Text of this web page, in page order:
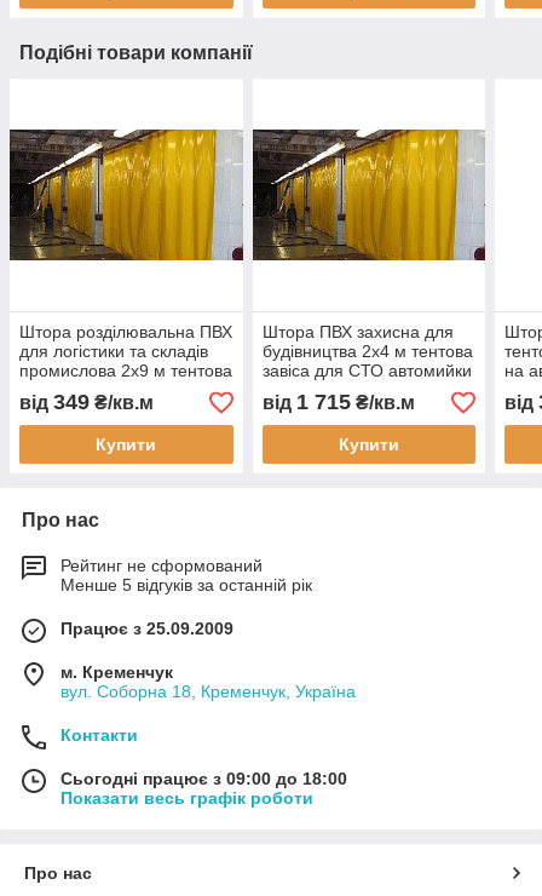
Подібні товари компанії
Штора розділювальна ПВХ
для логістики та складів
промислова 2x9 м тентова
завіса на автомийку СТО
склад цех перегородка
від 349 ₴/кв.м
Купити
Штора ПВХ захисна для
будівництва 2x4 м тентова
завіса для СТО автомийки
складу цеху від пилу
вологи та тепла з
монтажем
від 1 715₴/кв.м
Купити
на
від
Про нас
Рейтинг не сформований
Менше 5 відгуків за останній рік
Працює з 25.09.2009
м. Кременчук
вул. Соборна 18, Кременчук, Україна
Контакти
Сьогодні працює з 09:00 до 18:00
Показати весь графік роботи
Про нас